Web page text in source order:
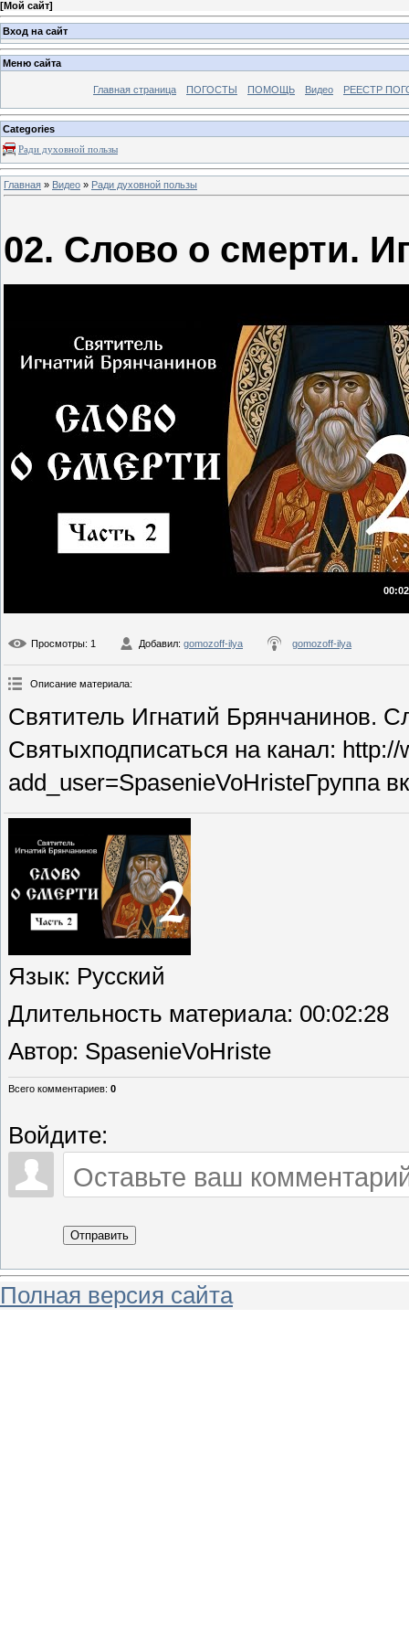
[Мой сайт]
Вход на сайт
Меню сайта
Главная страница ПОГОСТЫ ПОМОЩЬ Видео РЕЕСТР
Categories
Ради духовной пользы
Главная » Видео » Ради духовной пользы
02. Слово о смерти.
Просмотры: 1 Добавил: gomozoff-ilya gomozoff-ilya
Описание материала:
Святитель Игнатий Брянчанинов.
Святыхподписаться на канал:
add_user=SpasenieVoHristeГруппа
Язык: Русский
Длительность материала: 00:02:28
Автор: SpasenieVoHriste
Всего комментариев: 0
Войдите:
Отправить
Полная версия сайта